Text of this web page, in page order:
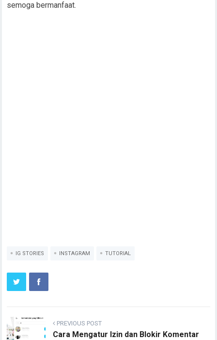
semoga bermanfaat.
IG STORIES INSTAGRAM TUTORIAL
PREVIOUS POST
Cara Mengatur Izin dan Blokir Komentar